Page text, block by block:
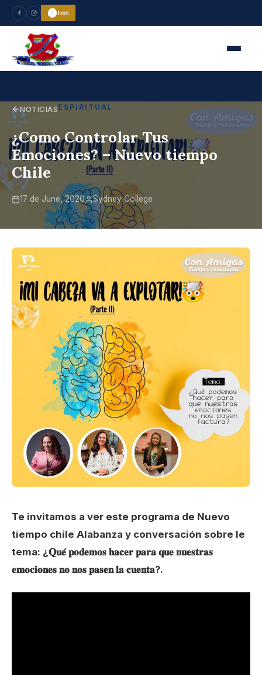
NOTICIASESPIRITUAL
¿Como Controlar Tus
Emociones? – Nuevo tiempo
Chile
17 de June, 2020 Sydney College
Te invitamos a ver este programa de Nuevo
tiempo chile Alabanza y conversación sobre le
tema: ¿𝐐𝐮𝐞́ 𝐩𝐨𝐝𝐞𝐦𝐨𝐬 𝐡𝐚𝐜𝐞𝐫 𝐩𝐚𝐫𝐚 𝐪𝐮𝐞 𝐧𝐮𝐞𝐬𝐭𝐫𝐚𝐬
𝐞𝐦𝐨𝐜𝐢𝐨𝐧𝐞𝐬 𝐧𝐨 𝐧𝐨𝐬 𝐩𝐚𝐬𝐞𝐧 𝐥𝐚 𝐜𝐮𝐞𝐧𝐭𝐚?.